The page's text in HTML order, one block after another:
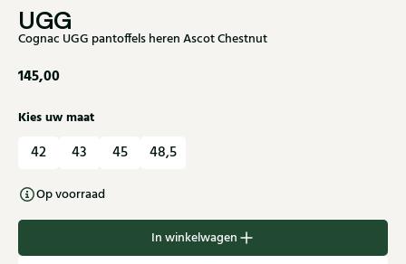
UGG
Cognac UGG pantoffels heren Ascot Chestnut
145,00
Kies uw maat
42 43 45 48,5
Op voorraad
In winkelwagen